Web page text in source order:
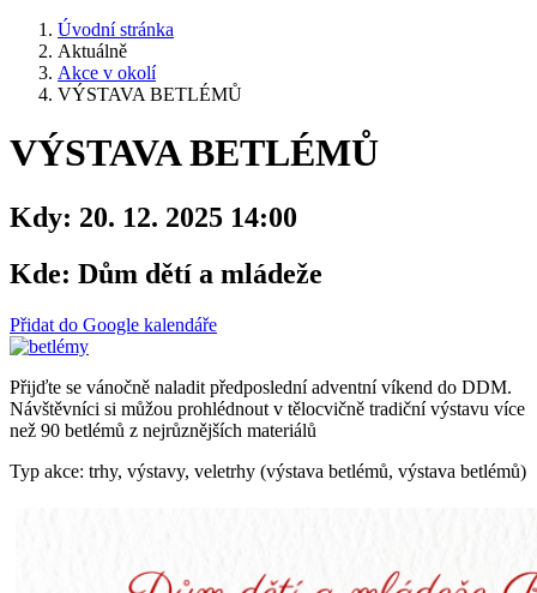
Úvodní stránka
Aktuálně
Akce v okolí
VÝSTAVA BETLÉMŮ
VÝSTAVA BETLÉMŮ
Kdy: 20. 12. 2025 14:00
Kde: Dům dětí a mládeže
Přidat do Google kalendáře
Přijďte se vánočně naladit předposlední adventní víkend do DDM.
Návštěvníci si můžou prohlédnout v tělocvičně tradiční výstavu více
než 90 betlémů z nejrůznějších materiálů
Typ akce: trhy, výstavy, veletrhy (výstava betlémů, výstava betlémů)